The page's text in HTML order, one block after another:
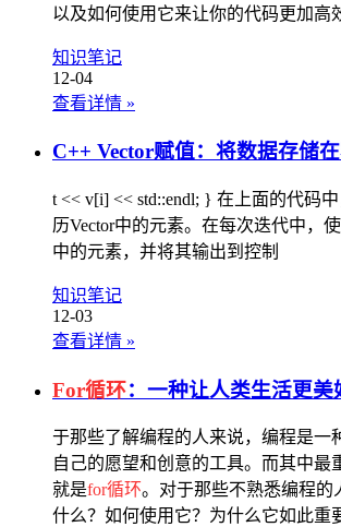
以及如何使用它来让你的代码更加高
知识笔记
12-04
查看详情 »
C++ Vector赋值：将数据存储
t << v[i] << std::endl; } 在上面的代码
历Vector中的元素。在每次迭代中，
中的元素，并将其输出到控制
知识笔记
12-03
查看详情 »
For循环：一种让人类生活更美
于那些了解编程的人来说，编程是一
自己的愿望和创意的工具。而其中最
就是for循环。对于那些不熟悉编程的
什么？如何使用它？为什么它如此重